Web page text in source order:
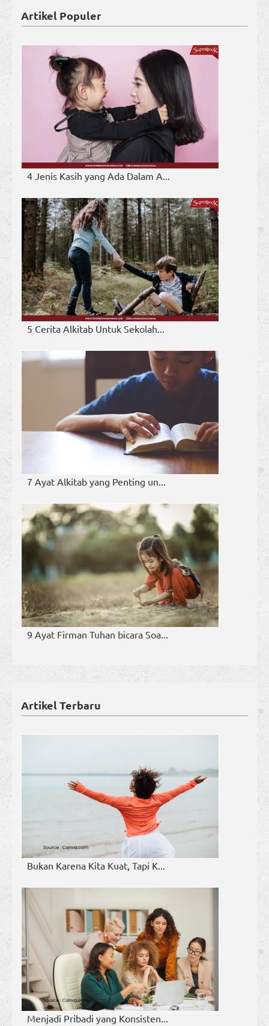
Artikel Populer
4 Jenis Kasih yang Ada Dalam A...
5 Cerita Alkitab Untuk Sekolah...
7 Ayat Alkitab yang Penting un...
9 Ayat Firman Tuhan bicara Soa...
Artikel Terbaru
Bukan Karena Kita Kuat, Tapi K...
Menjadi Pribadi yang Konsisten...